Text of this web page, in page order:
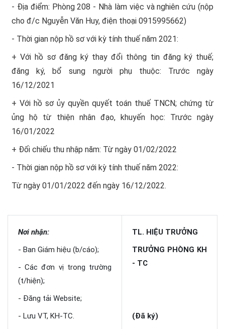
- Địa điểm: Phòng 208 - Nhà làm việc và nghiên cứu (nộp
cho đ/c Nguyễn Văn Huy, điện thoại 0915995662)
- Thời gian nộp hồ sơ với kỳ tính thuế năm 2021:
+ Với hồ sơ đăng ký thay đổi thông tin đăng ký thuế;
đăng ký, bổ sung người phụ thuộc: Trước ngày
16/12/2021
+ Với hồ sơ ủy quyền quyết toán thuế TNCN; chứng từ
ủng hộ từ thiện nhân đạo, khuyến học: Trước ngày
16/01/2022
+ Đối chiếu thu nhập năm: Từ ngày 01/02/2022
- Thời gian nộp hồ sơ với kỳ tính thuế năm 2022:
Từ ngày 01/01/2022 đến ngày 16/12/2022.
Nơi nhận:
- Ban Giám hiệu (b/cáo);
- Các đơn vị trong trường
(t/hiện);
- Đăng tải Website;
- Lưu VT, KH-TC.
TL. HIỆU TRƯỞNG
TRƯỞNG PHÒNG KH
- TC
(Đã ký)